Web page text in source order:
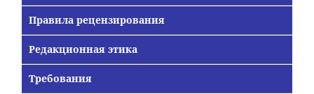
Правила рецензирования
Редакционная этика
Требования